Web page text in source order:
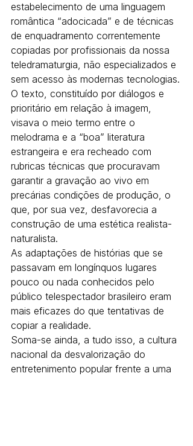
estabelecimento de uma linguagem
romântica “adocicada” e de técnicas
de enquadramento correntemente
copiadas por profissionais da nossa
teledramaturgia, não especializados e
sem acesso às modernas tecnologias.
O texto, constituído por diálogos e
prioritário em relação à imagem,
visava o meio termo entre o
melodrama e a “boa” literatura
estrangeira e era recheado com
rubricas técnicas que procuravam
garantir a gravação ao vivo em
precárias condições de produção, o
que, por sua vez, desfavorecia a
construção de uma estética realista-
naturalista.
As adaptações de histórias que se
passavam em longínquos lugares
pouco ou nada conhecidos pelo
público telespectador brasileiro eram
mais eficazes do que tentativas de
copiar a realidade.
Soma-se ainda, a tudo isso, a cultura
nacional da desvalorização do
entretenimento popular frente a uma